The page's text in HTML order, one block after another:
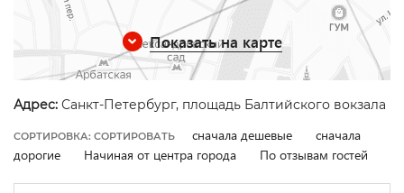
Показать на карте
Адрес: Санкт-Петербург, площадь Балтийского вокзала
СОРТИРОВКА: СОРТИРОВАТЬ сначала дешевые
сначала
дорогие
Начиная от центра города По отзывам гостей